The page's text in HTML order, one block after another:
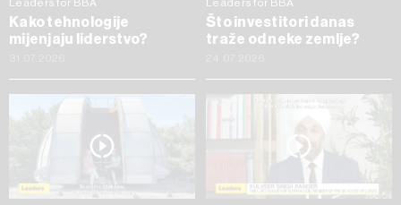
Kako tehnologije
mijenjaju liderstvo?
Što investitori danas
traže od neke zemlje?